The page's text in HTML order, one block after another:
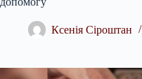
Ксенія Сіроштан